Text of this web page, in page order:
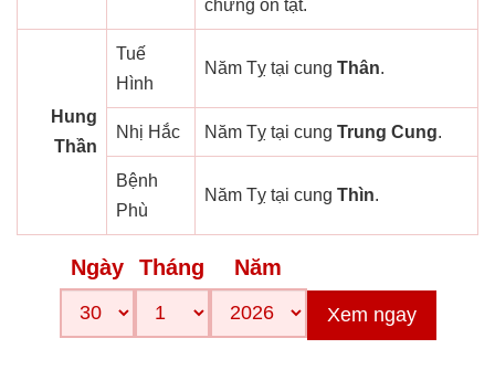
chứng ôn tật.
Hung
Thần
Tuế
Hình
Năm Tỵ tại cung Thân.
Nhị Hắc Năm Tỵ tại cung Trung Cung.
Bệnh
Phù
Năm Tỵ tại cung Thìn.
Ngày Tháng Năm
Xem ngay